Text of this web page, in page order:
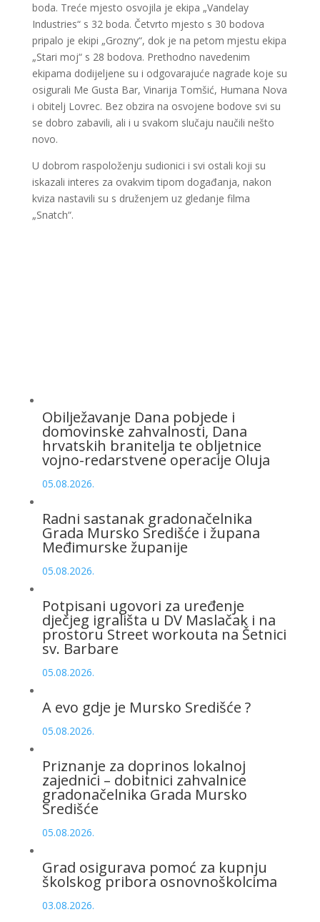
boda. Treće mjesto osvojila je ekipa „Vandelay
Industries“ s 32 boda. Četvrto mjesto s 30 bodova
pripalo je ekipi „Grozny“, dok je na petom mjestu ekipa
„Stari moj“ s 28 bodova. Prethodno navedenim
ekipama dodijeljene su i odgovarajuće nagrade koje su
osigurali Me Gusta Bar, Vinarija Tomšić, Humana Nova
i obitelj Lovrec. Bez obzira na osvojene bodove svi su
se dobro zabavili, ali i u svakom slučaju naučili nešto
novo.
U dobrom raspoloženju sudionici i svi ostali koji su
iskazali interes za ovakvim tipom događanja, nakon
kviza nastavili su s druženjem uz gledanje filma
„Snatch“.
Obilježavanje Dana pobjede i
domovinske zahvalnosti, Dana
hrvatskih branitelja te obljetnice
vojno-redarstvene operacije Oluja
05.08.2026.
Radni sastanak gradonačelnika
Grada Mursko Središće i župana
Međimurske županije
05.08.2026.
Potpisani ugovori za uređenje
dječjeg igrališta u DV Maslačak i na
prostoru Street workouta na Šetnici
sv. Barbare
05.08.2026.
A evo gdje je Mursko Središće ?
05.08.2026.
Priznanje za doprinos lokalnoj
zajednici – dobitnici zahvalnice
gradonačelnika Grada Mursko
Središće
05.08.2026.
Grad osigurava pomoć za kupnju
školskog pribora osnovnoškolcima
03.08.2026.